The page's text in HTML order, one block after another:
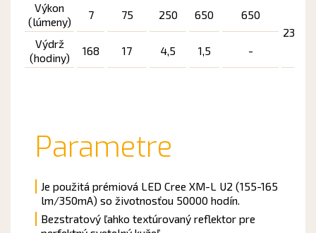
Výkon
(lúmeny)
7 75 250 650
650
235 m
Výdrž
(hodiny)
168 17 4,5 1,5 -
Parametre
Je použitá prémiová LED Cree XM-L U2 (155-165
lm/350mA) so životnosťou 50000 hodín.
Bezstratový ľahko textúrovaný reflektor pre